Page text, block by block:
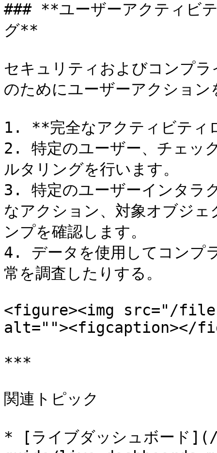
### **ユーザーアクティビ
グ**
セキュリティおよびコンプ
のためにユーザーアクション
1. **完全なアクティビティ
2. 特定のユーザー、チェッ
ルタリングを行います。
3. 特定のユーザーインタラ
なアクション、対象オブジ
ンプを確認します。
4. データを使用してコンプ
常を調査したりする。
<figure><img src="/files/
alt=""><figcaption></
***
関連トピック
* ​[ライブダッシュボー